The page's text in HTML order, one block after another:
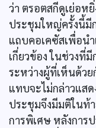
ว่า ตรอตสกีดูเย่อห
ประชุมใหญ่ครั้งนี้มี
แถบคอเคซัสเพื่อน
เกี่ยวข้อง ในช่วงที่
ระหว่างผู้ที่เห็นด้ว
แทบจะไม่กล่าวแสด
ประชุมจึงมีมติในท้
การพิเศษ หลังการ